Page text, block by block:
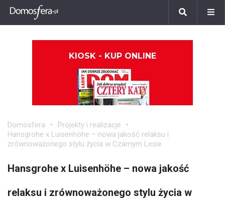
KIOSK - KUP ONLINE
Domosfera
Projekty i realizacje
Hansgrohe x Luisenhöhe – nowa jakość relaksu i
zrównoważonego stylu życia w Czarnym Lesie
Hansgrohe x Luisenhöhe – nowa jakość
relaksu i zrównoważonego stylu życia w